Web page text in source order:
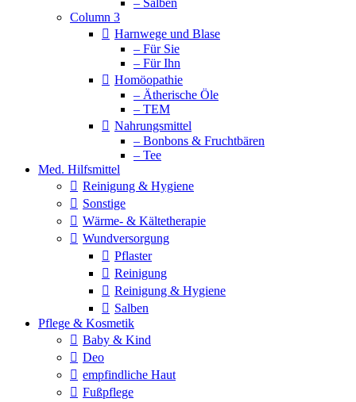
– Salben
Column 3
Harnwege und Blase
– Für Sie
– Für Ihn
Homöopathie
– Ätherische Öle
– TEM
Nahrungsmittel
– Bonbons & Fruchtbären
– Tee
Med. Hilfsmittel
Reinigung & Hygiene
Sonstige
Wärme- & Kältetherapie
Wundversorgung
Pflaster
Reinigung
Reinigung & Hygiene
Salben
Pflege & Kosmetik
Baby & Kind
Deo
empfindliche Haut
Fußpflege